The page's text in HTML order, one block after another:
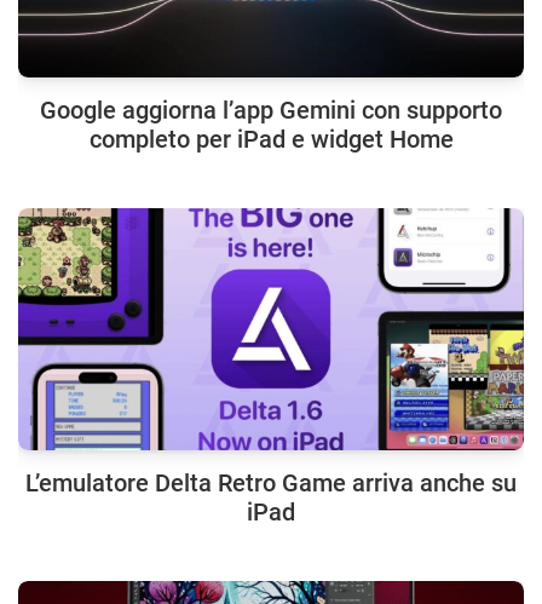
Google aggiorna l’app Gemini con supporto
completo per iPad e widget Home
L’emulatore Delta Retro Game arriva anche su
iPad